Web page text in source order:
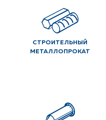
СТРОИТЕЛЬНЫЙ
МЕТАЛЛОПРОКАТ